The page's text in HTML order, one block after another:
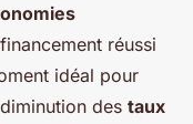
réussi
idéal pour
des taux